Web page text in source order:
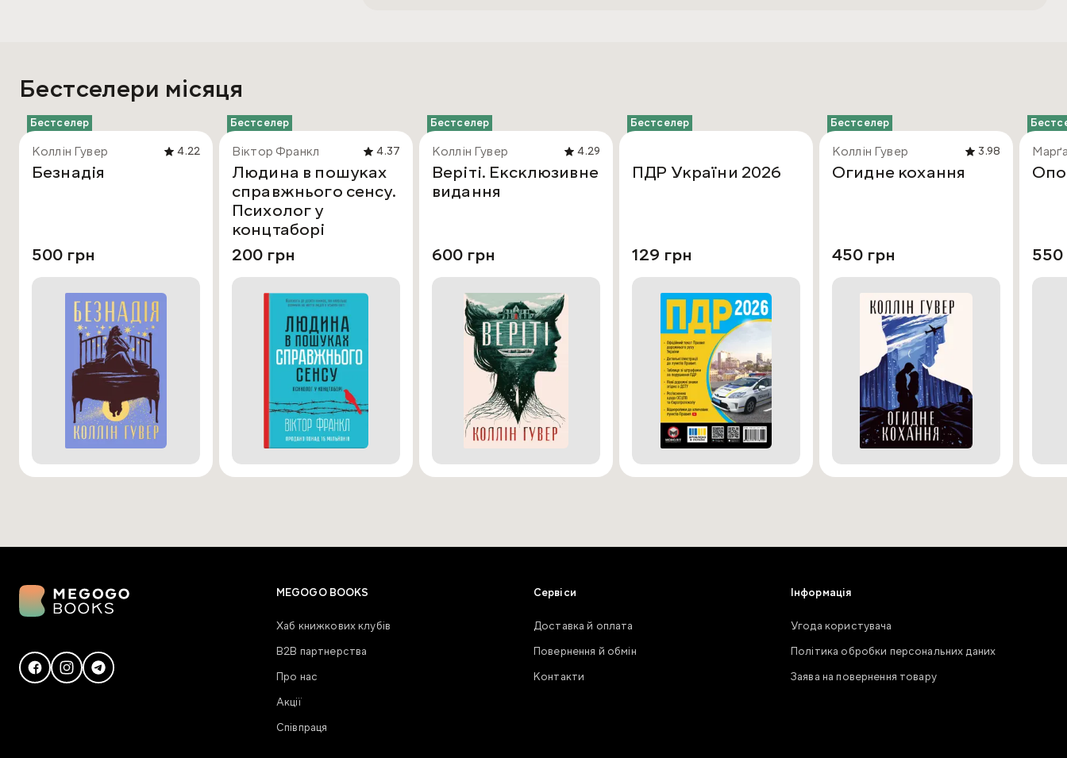
Бестселери місяця
Бестселер
Коллін Гувер 4.22
Безнадія
500 грн
Бестселер
Віктор Франкл 4.37
Людина в пошуках
справжнього сенсу.
Психолог у
концтаборі
200 грн
Бестселер
Коллін Гувер 4.29
Веріті. Ексклюзивне
видання
600 грн
Бестселер
ПДР України 2026
129 грн
Бестселер
Коллін Гувер 3.98
Огидне кохання
450 грн 550
MEGOGO BOOKS
Хаб книжкових клубів
В2В партнерства
Про нас
Акції
Співпраця
Сервіси
Доставка й оплата
Повернення й обмін
Контакти
Інформація
Угода користувача
Політика обробки персональних даних
Заява на повернення товару